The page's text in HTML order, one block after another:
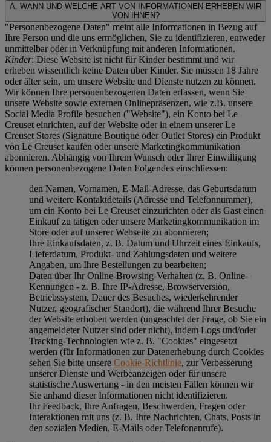
A. WANN UND WELCHE ART VON INFORMATIONEN ERHEBEN WIR
VON IHNEN?
"Personenbezogene Daten" meint alle Informationen in Bezug auf
Ihre Person und die uns ermöglichen, Sie zu identifizieren, entweder
unmittelbar oder in Verknüpfung mit anderen Informationen.
Kinder: Diese Website ist nicht für Kinder bestimmt und wir
erheben wissentlich keine Daten über Kinder. Sie müssen 18 Jahre
oder älter sein, um unsere Website und Dienste nutzen zu können.
Wir können Ihre personenbezogenen Daten erfassen, wenn Sie
unsere Website sowie externen Onlinepräsenzen, wie z.B. unsere
Social Media Profile besuchen ("Website"), ein Konto bei Le
Creuset einrichten, auf der Website oder in einem unserer Le
Creuset Stores (Signature Boutique oder Outlet Stores) ein Produkt
von Le Creuset kaufen oder unsere Marketingkommunikation
abonnieren. Abhängig von Ihrem Wunsch oder Ihrer Einwilligung
können personenbezogene Daten Folgendes einschliessen:
den Namen, Vornamen, E-Mail-Adresse, das Geburtsdatum
und weitere Kontaktdetails (Adresse und Telefonnummer),
um ein Konto bei Le Creuset einzurichten oder als Gast einen
Einkauf zu tätigen oder unsere Marketingkommunikation im
Store oder auf unserer Webseite zu abonnieren;
Ihre Einkaufsdaten, z. B. Datum und Uhrzeit eines Einkaufs,
Lieferdatum, Produkt- und Zahlungsdaten und weitere
Angaben, um Ihre Bestellungen zu bearbeiten;
Daten über Ihr Online-Browsing-Verhalten (z. B. Online-
Kennungen - z. B. Ihre IP-Adresse, Browserversion,
Betriebssystem, Dauer des Besuches, wiederkehrender
Nutzer, geografischer Standort), die während Ihrer Besuche
der Website erhoben werden (ungeachtet der Frage, ob Sie ein
angemeldeter Nutzer sind oder nicht), indem Logs und/oder
Tracking-Technologien wie z. B. "Cookies" eingesetzt
werden (für Informationen zur Datenerhebung durch Cookies
sehen Sie bitte unsere Cookie-Richtlinie, zur Verbesserung
unserer Dienste und Werbeanzeigen oder für unsere
statistische Auswertung - in den meisten Fällen können wir
Sie anhand dieser Informationen nicht identifizieren.
Ihr Feedback, Ihre Anfragen, Beschwerden, Fragen oder
Interaktionen mit uns (z. B. Ihre Nachrichten, Chats, Posts in
den sozialen Medien, E-Mails oder Telefonanrufe).